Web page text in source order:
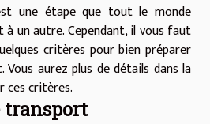
une étape que tout le monde
un autre. Cependant, il vous faut
critères pour bien préparer
aurez plus de détails dans la
ces critères.
transport